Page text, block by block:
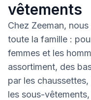
vêtements
Chez Zeeman,
toute la famille :
femmes et les
assortiment, des
par les
les sous-